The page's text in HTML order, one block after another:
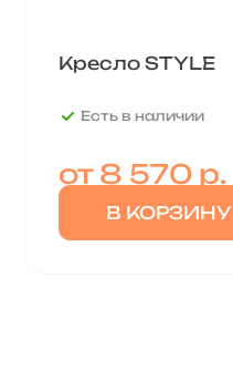
Кресло STYLE
Есть в наличии
от 8 570 р.
В КОРЗИНУ